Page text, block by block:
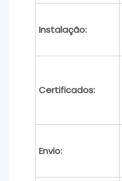
Instalação:
Certificados:
Envio: